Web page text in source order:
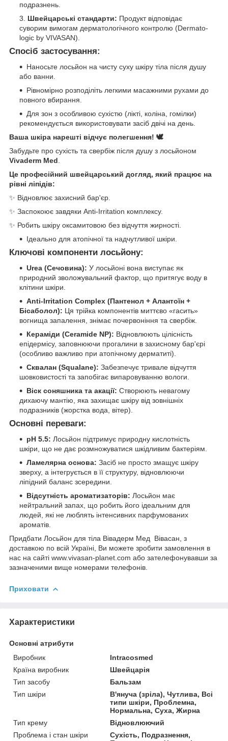
подразнень.
Швейцарські стандарти: Продукт відповідає
суворим вимогам дерматологічного контролю (Dermato-
logic by VIVASAN).
Спосіб застосування:
Наносьте лосьйон на чисту суху шкіру тіла після душу
або ванни.
Рівномірно розподіліть легкими масажними рухами до
повного вбирання.
Для зон з особливою сухістю (лікті, коліна, гомілки)
рекомендується використовувати засіб двічі на день.
Ваша шкіра нарешті відчує полегшення! 🕊️
Забудьте про сухість та свербіж після душу з лосьйоном
Vivaderm Med.
Це професійний швейцарський догляд, який працює на
рівні ліпідів:
✨ Відновлює захисний бар'єр.
✨ Заспокоює завдяки Anti-Irritation комплексу.
✨ Робить шкіру оксамитовою без відчуття жирності.
Ідеально для атопічної та надчутливої шкіри.
Ключові компоненти лосьйону:
Urea (Сечовина): У лосьйоні вона виступає як
природний зволожувальний фактор, що притягує воду в
клітини шкіри.
Anti-Irritation Complex (Пантенол + Алантоїн +
Бісаболол): Ця трійка компонентів миттєво «гасить»
вогнища запалення, знімає почервоніння та свербіж.
Кераміди (Ceramide NP): Відновлюють цілісність
епідермісу, заповнюючи прогалини в захисному бар'єрі
(особливо важливо при атопічному дерматиті).
Сквалан (Squalane): Забезпечує тривале відчуття
шовковистості та запобігає випаровуванню вологи.
Віск соняшника та акації: Створюють невагому
дихаючу мантію, яка захищає шкіру від зовнішніх
подразників (жорстка вода, вітер).
Основні переваги:
pH 5.5: Лосьйон підтримує природну кислотність
шкіри, що не дає розмножуватися шкідливим бактеріям.
Ламелярна основа: Засіб не просто змащує шкіру
зверху, а інтегрується в її структуру, відновлюючи
ліпідний баланс зсередини.
Відсутність ароматизаторів: Лосьйон має
нейтральний запах, що робить його ідеальним для
людей, які не люблять інтенсивних парфумованих
ароматів.
Придбати Лосьйон для тіла Вівадерм Мед Вівасан, з
доставкою по всій Україні, Ви можете зробити замовлення в
нас на сайті www.vivasan-planet.com або зателефонувавши за
зазначеними вище номерами телефонів.
Приховати
Характеристики
Основні атрибути
Виробник
Intracosmed
Країна виробник
Швейцарія
Тип засобу
Бальзам
Тип шкіри
В'януча (зріла), Чутлива, Всі
типи шкіри, Проблемна,
Нормальна, Суха, Жирна
Тип крему
Відновлюючий
Проблема і стан шкіри
Сухість, Подразнення,